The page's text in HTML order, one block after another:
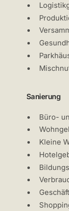
Sanierung
Büro-
Kleine